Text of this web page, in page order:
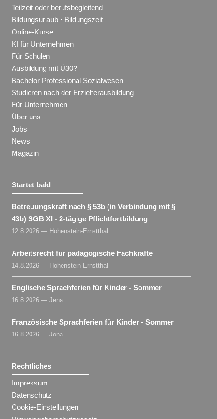
Teilzeit oder berufsbegleitend
Bildungsurlaub · Bildungszeit
Online-Kurse
KI für Unternehmen
Für Schulen
Ausbildung mit Ü30?
Bachelor Professional Sozialwesen
Studieren nach der Erzieherausbildung
Für Unternehmen
Über uns
Jobs
News
Magazin
Startet bald
Betreuungskraft nach § 53b (in Verbindung mit §
43b) SGB XI - 2-tägige Pflichtfortbildung
12.8.2026 — Hohenstein-Ernstthal
Arbeitsrecht für pädagogische Fachkräfte
14.8.2026 — Hohenstein-Ernstthal
Englische Sprachferien für Kinder - Sommer
16.8.2026 — Jena
Französische Sprachferien für Kinder - Sommer
16.8.2026 — Jena
Rechtliches
Impressum
Datenschutz
Cookie-Einstellungen